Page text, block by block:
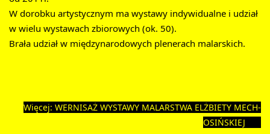
W dorobku artystycznym ma wystawy indywidualne i udział
w wielu wystawach zbiorowych (ok. 50).
Brała udział w międzynarodowych plenerach malarskich.
Więcej: WERNISAŻ WYSTAWY MALARSTWA ELŻBIETY MECH-